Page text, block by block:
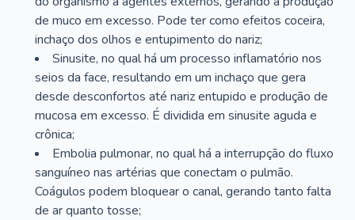
de muco em excesso. Pode ter como efeitos coceira,
inchaço dos olhos e entupimento do nariz;
Sinusite, no qual há um processo inflamatório nos
seios da face, resultando em um inchaço que gera
desde desconfortos até nariz entupido e produção de
mucosa em excesso. É dividida em sinusite aguda e
crônica;
Embolia pulmonar, no qual há a interrupção do fluxo
sanguíneo nas artérias que conectam o pulmão.
Coágulos podem bloquear o canal, gerando tanto falta
de ar quanto tosse;